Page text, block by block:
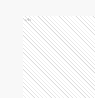
Ads